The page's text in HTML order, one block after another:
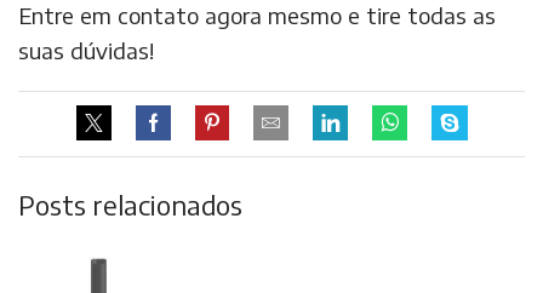
Entre em contato agora mesmo e tire todas as
suas dúvidas!
Posts relacionados